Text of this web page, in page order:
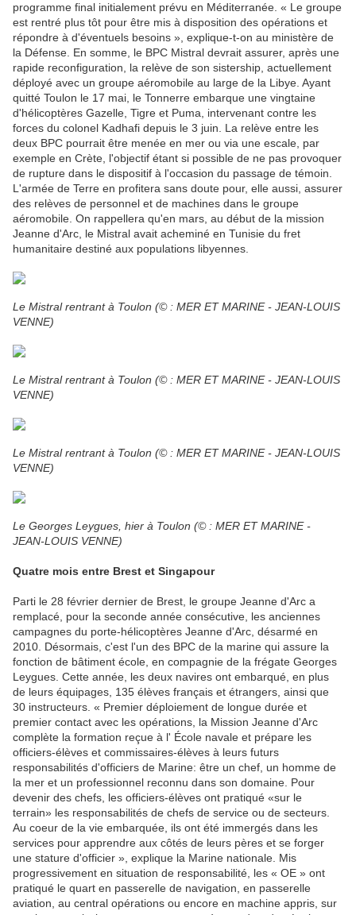
programme final initialement prévu en Méditerranée. « Le groupe
est rentré plus tôt pour être mis à disposition des opérations et
répondre à d'éventuels besoins », explique-t-on au ministère de
la Défense. En somme, le BPC Mistral devrait assurer, après une
rapide reconfiguration, la relève de son sistership, actuellement
déployé avec un groupe aéromobile au large de la Libye. Ayant
quitté Toulon le 17 mai, le Tonnerre embarque une vingtaine
d'hélicoptères Gazelle, Tigre et Puma, intervenant contre les
forces du colonel Kadhafi depuis le 3 juin. La relève entre les
deux BPC pourrait être menée en mer ou via une escale, par
exemple en Crète, l'objectif étant si possible de ne pas provoquer
de rupture dans le dispositif à l'occasion du passage de témoin.
L'armée de Terre en profitera sans doute pour, elle aussi, assurer
des relèves de personnel et de machines dans le groupe
aéromobile. On rappellera qu'en mars, au début de la mission
Jeanne d'Arc, le Mistral avait acheminé en Tunisie du fret
humanitaire destiné aux populations libyennes.
Le Mistral rentrant à Toulon (© : MER ET MARINE - JEAN-LOUIS
VENNE)
Le Mistral rentrant à Toulon (© : MER ET MARINE - JEAN-LOUIS
VENNE)
Le Mistral rentrant à Toulon (© : MER ET MARINE - JEAN-LOUIS
VENNE)
Le Georges Leygues, hier à Toulon (© : MER ET MARINE -
JEAN-LOUIS VENNE)
Quatre mois entre Brest et Singapour
Parti le 28 février dernier de Brest, le groupe Jeanne d'Arc a
remplacé, pour la seconde année consécutive, les anciennes
campagnes du porte-hélicoptères Jeanne d'Arc, désarmé en
2010. Désormais, c'est l'un des BPC de la marine qui assure la
fonction de bâtiment école, en compagnie de la frégate Georges
Leygues. Cette année, les deux navires ont embarqué, en plus
de leurs équipages, 135 élèves français et étrangers, ainsi que
30 instructeurs. « Premier déploiement de longue durée et
premier contact avec les opérations, la Mission Jeanne d'Arc
complète la formation reçue à l' École navale et prépare les
officiers-élèves et commissaires-élèves à leurs futurs
responsabilités d'officiers de Marine: être un chef, un homme de
la mer et un professionnel reconnu dans son domaine. Pour
devenir des chefs, les officiers-élèves ont pratiqué «sur le
terrain» les responsabilités de chefs de service ou de secteurs.
Au coeur de la vie embarquée, ils ont été immergés dans les
services pour apprendre aux côtés de leurs pères et se forger
une stature d'officier », explique la Marine nationale. Mis
progressivement en situation de responsabilité, les « OE » ont
pratiqué le quart en passerelle de navigation, en passerelle
aviation, au central opérations ou encore en machine appris, sur